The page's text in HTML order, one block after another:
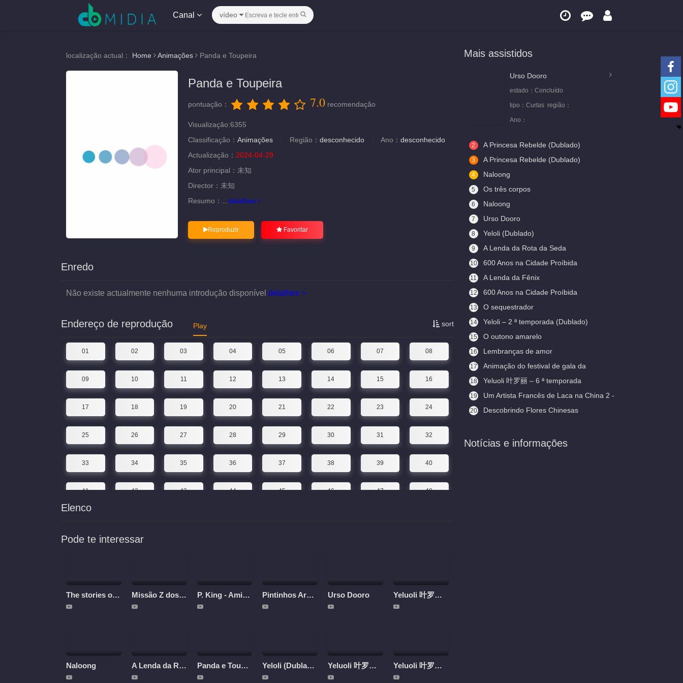
Canal vídeo
localização actual： Home Animações Panda e Toupeira
Panda e Toupeira
pontuação： 7.0 recomendação
Visualização:6355
Classificação： Animações Região： desconhecido Ano： desconhecido
Actualização： 2024-04-29
Ator principal： 未知
Director： 未知
Resumo：
detalhes
Reproduzir Favoritar
Enredo
Não existe actualmente nenhuma introdução disponível detalhes
sort
Endereço de reprodução Play
01 02 03 04 05 06 07 08
09 10 11 12 13 14 15 16
17 18 19 20 21 22 23 24
25 26 27 28 29 30 31 32
33 34 35 36 37 38 39 40
41 42 43 44 45 46 47 48
Elenco
Pode te interessar
The stories of Dunhuang Missão Z dos brics P. King - Amigos da aventura Pintinhos Arco-íris Urso Dooro Yeluoli 叶罗丽 – 9 ª temporada (Legendado)
Naloong A Lenda da Rota da Seda Panda e Toupeira Yeloli (Dublado) Yeluoli 叶罗丽 – 1 ª temporada (Legendado) Yeluoli 叶罗丽 – 8 ª temporada (Legendado)
Mais assistidos
Urso Dooro
estado： Concluído
tipo： Curtas região：
Ano：
2 A Princesa Rebelde (Dublado)
3 A Princesa Rebelde (Dublado)
4 Naloong
5 Os três corpos
6 Naloong
7 Urso Dooro
8 Yeloli (Dublado)
9 A Lenda da Rota da Seda
10
600 Anos na Cidade Proíbida
(Legendado)
11 A Lenda da Fênix
12 600 Anos na Cidade Proíbida
13 O sequestrador
14 Yeloli – 2 ª temporada (Dublado)
15 O outono amarelo
16 Lembranças de amor
17
Animação do festival de gala da
primavera
18
Yeluoli 叶罗丽 – 6 ª temporada
(Legendado)
19
Um Artista Francês de Laca na China 2 -
Aceitando Aprendizes
20
Descobrindo Flores Chinesas
Notícias e informações